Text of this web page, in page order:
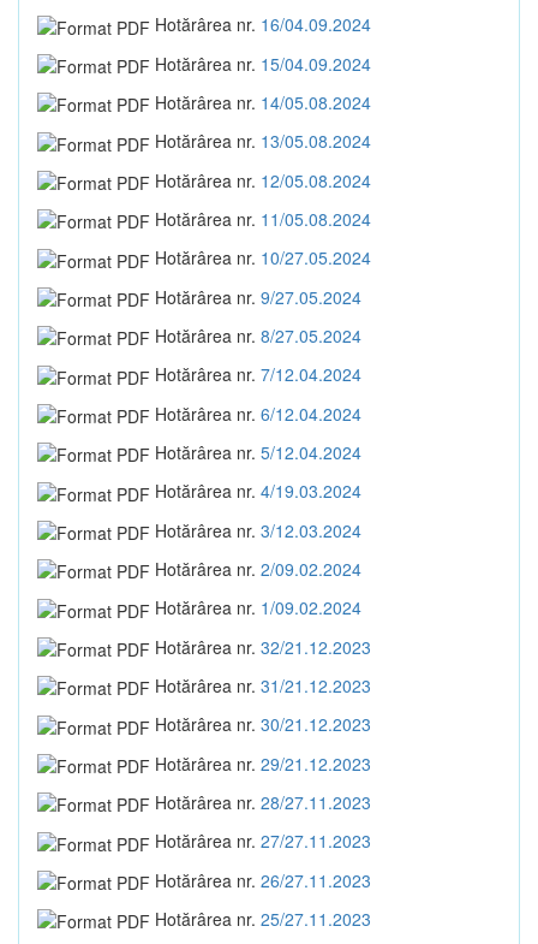
Hotărârea nr. 16/04.09.2024
Hotărârea nr. 15/04.09.2024
Hotărârea nr. 14/05.08.2024
Hotărârea nr. 13/05.08.2024
Hotărârea nr. 12/05.08.2024
Hotărârea nr. 11/05.08.2024
Hotărârea nr. 10/27.05.2024
Hotărârea nr. 9/27.05.2024
Hotărârea nr. 8/27.05.2024
Hotărârea nr. 7/12.04.2024
Hotărârea nr. 6/12.04.2024
Hotărârea nr. 5/12.04.2024
Hotărârea nr. 4/19.03.2024
Hotărârea nr. 3/12.03.2024
Hotărârea nr. 2/09.02.2024
Hotărârea nr. 1/09.02.2024
Hotărârea nr. 32/21.12.2023
Hotărârea nr. 31/21.12.2023
Hotărârea nr. 30/21.12.2023
Hotărârea nr. 29/21.12.2023
Hotărârea nr. 28/27.11.2023
Hotărârea nr. 27/27.11.2023
Hotărârea nr. 26/27.11.2023
Hotărârea nr. 25/27.11.2023